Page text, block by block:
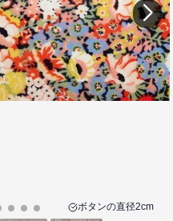
ボタンの直径2cm